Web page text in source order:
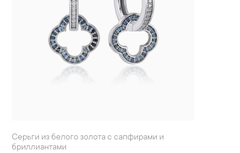
Серьги из белого золота с сапфирами и
бриллиантами